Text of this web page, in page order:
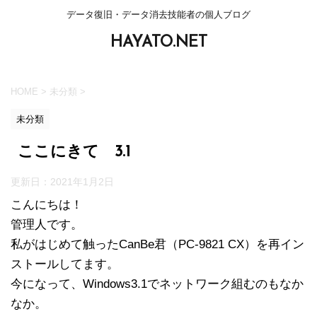
データ復旧・データ消去技能者の個人ブログ
HAYATO.NET
HOME > 未分類 >
未分類
ここにきて 3.1
更新日： 2021年1月2日
こんにちは！
管理人です。
私がはじめて触ったCanBe君（PC-9821 CX）を再イン
ストールしてます。
今になって、Windows3.1でネットワーク組むのもなか
なか。